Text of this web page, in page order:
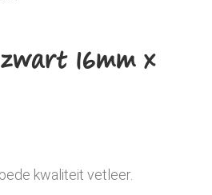
16mm x
kwaliteit vetleer.